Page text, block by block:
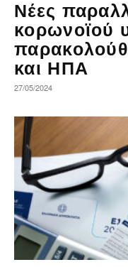
Νέες
κορωνοϊού
και ΗΠΑ
27/05/2024